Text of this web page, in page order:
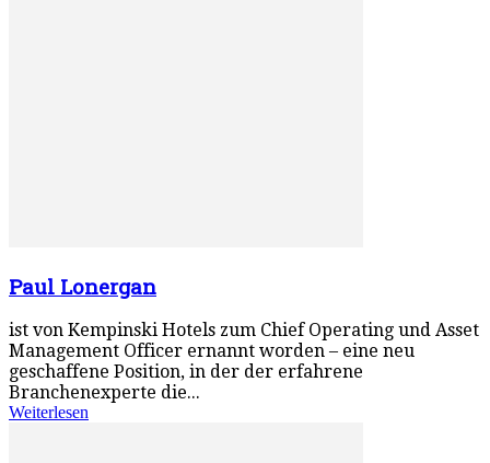
Paul Lonergan
ist von Kempinski Hotels zum Chief Operating und Asset
Management Officer ernannt worden – eine neu
geschaffene Position, in der der erfahrene
Branchenexperte die...
Weiterlesen